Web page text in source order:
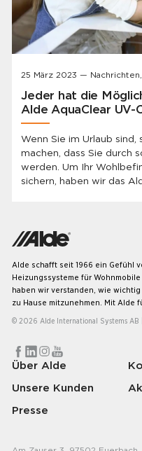
25 März 2023 —
Jeder hat die
Alde AquaClear UV-
Wenn Sie im Urlaub
machen, dass Sie durch
werden. Um Ihr
sichern, haben wir das
oder schlechten
Alde schafft seit 1966 ein Gefühl
Heizungssysteme für
haben wir verstanden, wie
zu Hause mitzunehmen. Mit Alde
© 2026 Alde International Systems AB
Über Alde
Unsere Kunden
Presse